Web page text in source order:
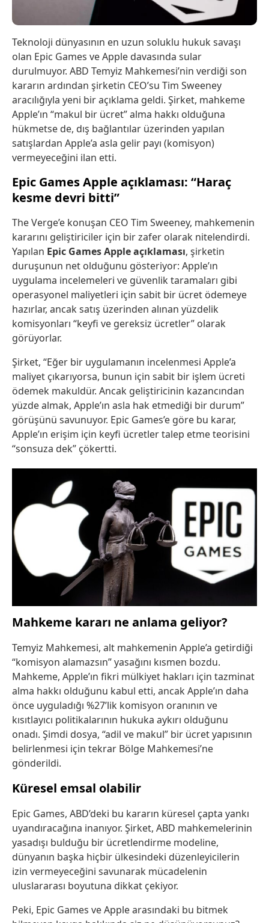
Teknoloji dünyasının en uzun soluklu hukuk savaşı
olan Epic Games ve Apple davasında sular
durulmuyor. ABD Temyiz Mahkemesi’nin verdiği son
kararın ardından şirketin CEO’su Tim Sweeney
aracılığıyla yeni bir açıklama geldi. Şirket, mahkeme
Apple’ın “makul bir ücret” alma hakkı olduğuna
hükmetse de, dış bağlantılar üzerinden yapılan
satışlardan Apple’a asla gelir payı (komisyon)
vermeyeceğini ilan etti.
Epic Games Apple açıklaması: “Haraç
kesme devri bitti”
The Verge’e konuşan CEO Tim Sweeney, mahkemenin
kararını geliştiriciler için bir zafer olarak nitelendirdi.
Yapılan Epic Games Apple açıklaması, şirketin
duruşunun net olduğunu gösteriyor: Apple’ın
uygulama incelemeleri ve güvenlik taramaları gibi
operasyonel maliyetleri için sabit bir ücret ödemeye
hazırlar, ancak satış üzerinden alınan yüzdelik
komisyonları “keyfi ve gereksiz ücretler” olarak
görüyorlar.
Şirket, “Eğer bir uygulamanın incelenmesi Apple’a
maliyet çıkarıyorsa, bunun için sabit bir işlem ücreti
ödemek makuldür. Ancak geliştiricinin kazancından
yüzde almak, Apple’ın asla hak etmediği bir durum”
görüşünü savunuyor. Epic Games’e göre bu karar,
Apple’ın erişim için keyfi ücretler talep etme teorisini
“sonsuza dek” çökertti.
Mahkeme kararı ne anlama geliyor?
Temyiz Mahkemesi, alt mahkemenin Apple’a getirdiği
“komisyon alamazsın” yasağını kısmen bozdu.
Mahkeme, Apple’ın fikri mülkiyet hakları için tazminat
alma hakkı olduğunu kabul etti, ancak Apple’ın daha
önce uyguladığı %27’lik komisyon oranının ve
kısıtlayıcı politikalarının hukuka aykırı olduğunu
onadı. Şimdi dosya, “adil ve makul” bir ücret yapısının
belirlenmesi için tekrar Bölge Mahkemesi’ne
gönderildi.
Küresel emsal olabilir
Epic Games, ABD’deki bu kararın küresel çapta yankı
uyandıracağına inanıyor. Şirket, ABD mahkemelerinin
yasadışı bulduğu bir ücretlendirme modeline,
dünyanın başka hiçbir ülkesindeki düzenleyicilerin
izin vermeyeceğini savunarak mücadelenin
uluslararası boyutuna dikkat çekiyor.
Peki, Epic Games ve Apple arasındaki bu bitmek